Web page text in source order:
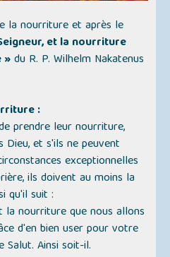
la nourriture et après le
et la nourriture
»du R. P. Wilhelm Nakatenus
:
prendre leur nourriture,
Dieu, et s'ils ne peuvent
exceptionnelles
ils doivent au moins la
qu'il suit :
la nourriture que nous allons
d'en bien user pour votre
Ainsi soit-il.